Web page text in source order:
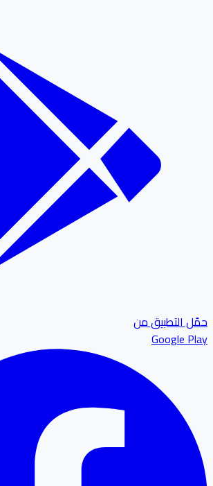
التطبيق من
Google